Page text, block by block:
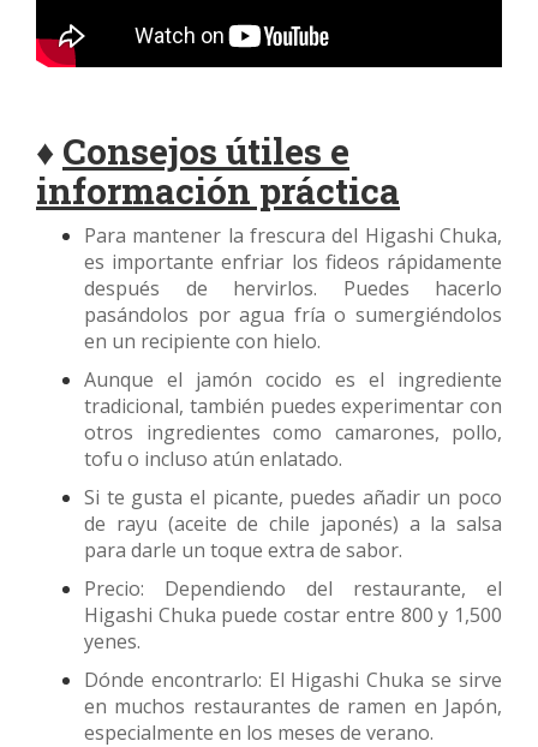
♦ Consejos útiles e
información práctica
Para mantener la frescura del Higashi Chuka,
es importante enfriar los fideos rápidamente
después de hervirlos. Puedes hacerlo
pasándolos por agua fría o sumergiéndolos
en un recipiente con hielo.
Aunque el jamón cocido es el ingrediente
tradicional, también puedes experimentar con
otros ingredientes como camarones, pollo,
tofu o incluso atún enlatado.
Si te gusta el picante, puedes añadir un poco
de rayu (aceite de chile japonés) a la salsa
para darle un toque extra de sabor.
Precio: Dependiendo del restaurante, el
Higashi Chuka puede costar entre 800 y 1,500
yenes.
Dónde encontrarlo: El Higashi Chuka se sirve
en muchos restaurantes de ramen en Japón,
especialmente en los meses de verano.